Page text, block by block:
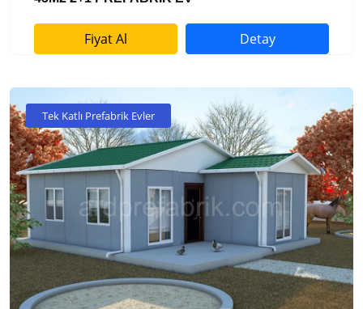
Fiyat Al Detay
Tek Katlı Prefabrik Evler